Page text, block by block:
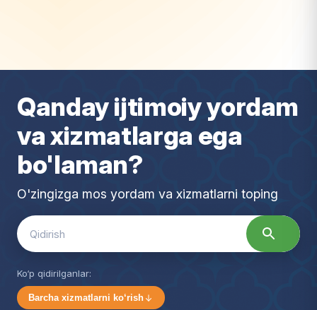
mtiy oz
Qanday ijtimoiy yordam
va xizmatlarga ega
bo'laman?
O'zingizga mos yordam va xizmatlarni toping
Search
for:
Ko‘p qidirilganlar:
Barcha xizmatlarni ko‘rish